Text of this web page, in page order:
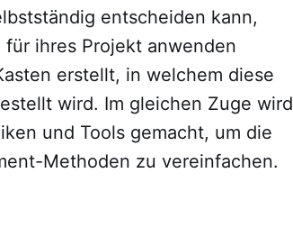
entscheiden kann,
ihres Projekt anwenden
erstellt, in welchem diese
wird. Im gleichen Zuge wird
und Tools gemacht, um die
Methoden zu vereinfachen.